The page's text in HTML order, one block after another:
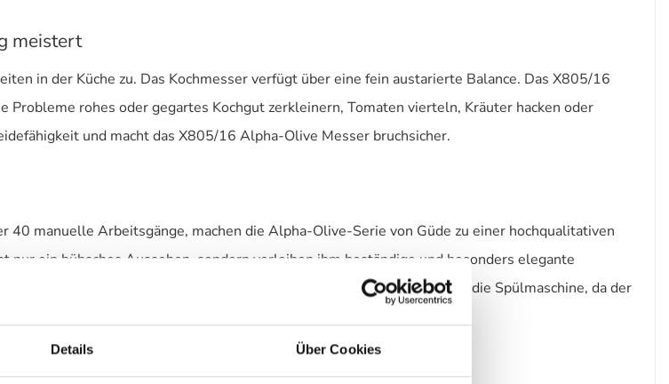
Details Über Cookies
meistert
in der Küche zu. Das Kochmesser verfügt über eine fein austarierte Balance. Das X805/16
rohes oder gegartes Kochgut zerkleinern, Tomaten vierteln, Kräuter hacken oder
und macht das X805/16 Alpha-Olive Messer bruchsicher.
manuelle Arbeitsgänge, machen die Alpha-Olive-Serie von Güde zu einer hochqualitativen
ein hübsches Aussehen, sondern verleihen ihm beständige und besonders elegante
Serie Rostbeständigkeit. Nutzen Sie bei der Reinigung bitte nicht die Spülmaschine, da der